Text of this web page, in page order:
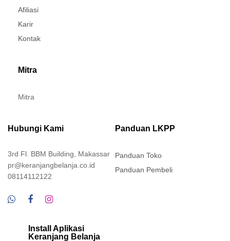
Afiliasi
Karir
Kontak
Mitra
Mitra
Hubungi Kami
3rd Fl. BBM Building, Makassar
pr@keranjangbelanja.co.id
08114112122
Panduan LKPP
Panduan Toko
Panduan Pembeli
Install Aplikasi
Keranjang Belanja